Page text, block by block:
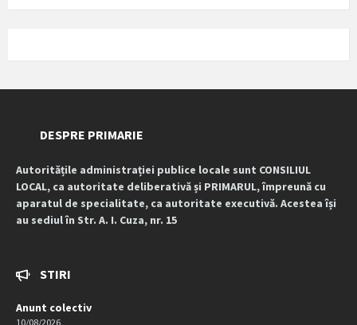
DESPRE PRIMARIE
Autoritățile administrației publice locale sunt CONSILIUL
LOCAL, ca autoritate deliberativă și PRIMARUL, împreună cu
aparatul de specialitate, ca autoritate executivă. Acestea își
au sediul în Str. A. I. Cuza, nr. 15
STIRI
Anunt colectiv
10/08/2026